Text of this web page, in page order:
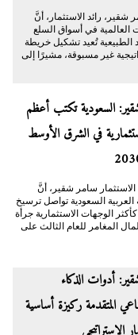
شقير، رائد الاستثمار، أنَّ
العالمية في أسواق السلع
الطبيعية تُعيد تشكيل خريطة
غير مسبوقة، مشيرًا إلى
السعودية تكتب أعظم
في الشرق الأوسط
الاستثمار سامر شقير، أنَّ
العربية السعودية تواصل ترسيخ
كأكثر الوجهات الاستثمارية جرأة
المغامر للعام الثالث على
أدوات الذكاء
المتقدمة ركيزة أساسية